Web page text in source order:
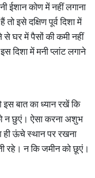
ईशान कोण में नहीं लगाना
इसे दक्षिण पूर्व दिशा में
से घर में पैसों की कमी नहीं
दिशा में मनी प्लांट लगाने
बात का ध्यान रखें कि
न छुएं। ऐसा करना अशुभ
ही ऊंचे स्थान पर रखना
रहे। न कि जमीन को छूएं।